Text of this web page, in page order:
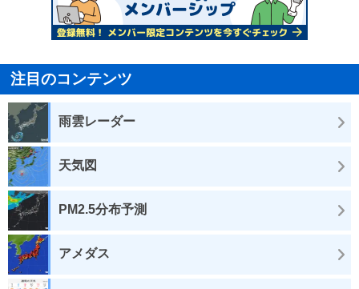
注目のコンテンツ
雨雲レーダー
天気図
PM2.5分布予測
アメダス